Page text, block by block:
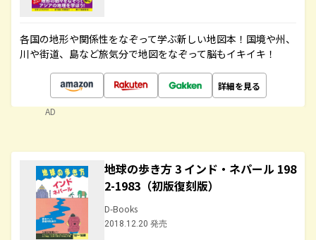
各国の地形や関係性をなぞって学ぶ新しい地図本！国境や州、
川や街道、島など旅気分で地図をなぞって脳もイキイキ！
詳細を見る
AD
地球の歩き方 3 インド・ネパール 198
2-1983（初版復刻版）
D-Books
2018.12.20 発売